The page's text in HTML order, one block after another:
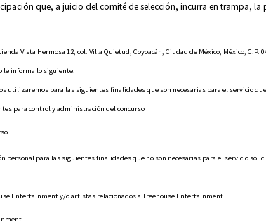
que, a juicio del comité de selección, incurra en trampa,
Vista Hermosa 12, col. Villa Quietud, Coyoacán, Ciudad de México, México, C.P.
le informa lo siguiente:
utilizaremos para las siguientes finalidades que son necesarias para el servicio
para control y administración del concurso
personal para las siguientes finalidades que no son necesarias para el servicio
Entertainment y/o artistas relacionados a Treehouse Entertainment